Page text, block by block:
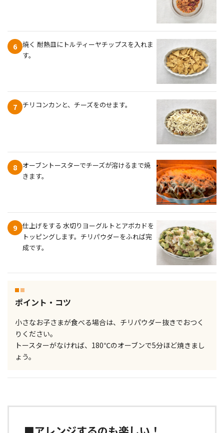
6 焼く 耐熱皿にトルティーヤチップスを入れま
す。
7 チリコンカンと、チーズをのせます。
8
オーブントースターでチーズが溶けるまで焼
きます。
9 仕上げをする 水切りヨーグルトとアボカドを
トッピングします。チリパウダーをふれば完
成です。
ポイント・コツ
小さなお子さまが食べる場合は、チリパウダー抜きでおつく
りください。
トースターがなければ、180℃のオーブンで5分ほど焼きまし
ょう。